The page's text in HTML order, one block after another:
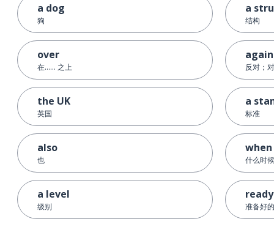
a dog
狗
over
在…… 之上
the UK
英国
also
也
a level
级别
a
结构
反对；
a
标准
when
什么时
ready
准备好的